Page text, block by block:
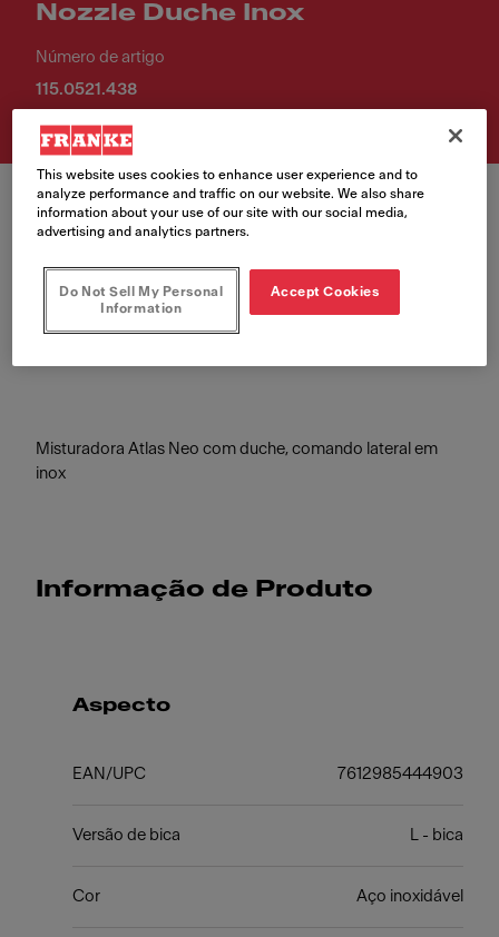
Nozzle Duche Inox
Número de artigo
115.0521.438
Cor
Aço inoxidável
Misturadora Atlas Neo com duche, comando lateral em
inox
Informação de Produto
Aspecto
EAN/UPC 7612985444903
Versão de bica L - bica
Cor Aço inoxidável
This website uses cookies to enhance user experience and to
analyze performance and traffic on our website. We also share
information about your use of our site with our social media,
advertising and analytics partners.
Do Not Sell My Personal
Information
Accept Cookies